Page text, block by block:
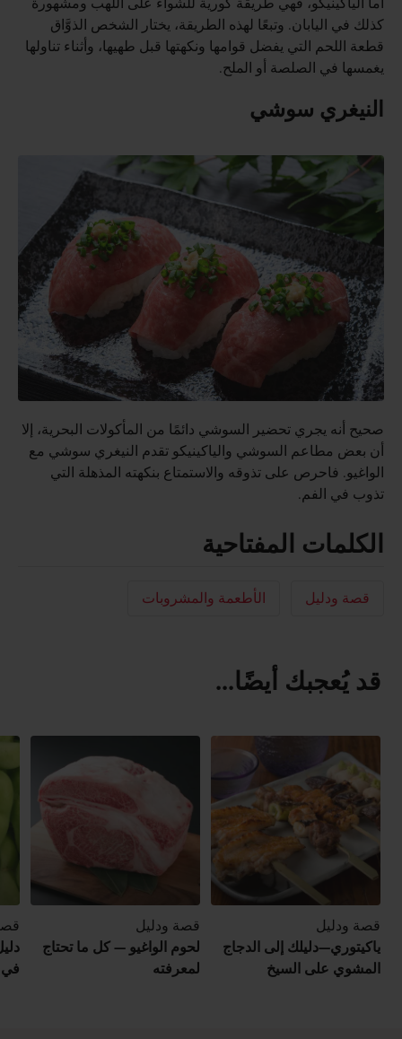
أما الياكينيكو، فهي طريقة كورية للشواء على اللهب ومشهورة
كذلك في اليابان. وتبعًا لهذه الطريقة، يختار الشخص الذوَّاق
قطعة اللحم التي يفضل قوامها ونكهتها قبل طهيها، وأثناء تناولها
يغمسها في الصلصة أو الملح.
النيغري سوشي
صحيح أنه يجري تحضير السوشي دائمًا من المأكولات البحرية، إلا
أن بعض مطاعم السوشي والياكينيكو تقدم النيغري سوشي مع
الواغيو. فاحرص على تذوقه والاستمتاع بنكهته المذهلة التي
تذوب في الفم.
الكلمات المفتاحية
قصة ودليل الأطعمة والمشروبات
قد يُعجبك أيضًا...
في
قصة ودليل
لحوم الواغيو — كل ما تحتاج
لمعرفته
قصة ودليل
ياكيتوري—دليلك إلى الدجاج
المشوي على السيخ